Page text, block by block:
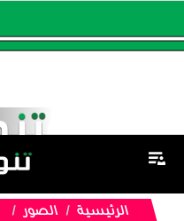
الرئيسية الصور